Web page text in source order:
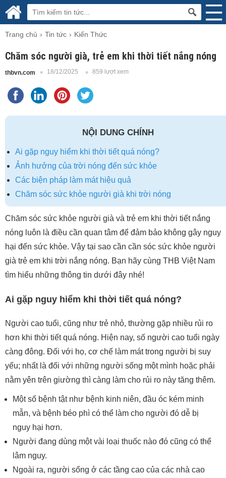
Trang chủ Tin tức Kiến Thức
Chăm sóc người già, trẻ em khi thời tiết nắng nóng
thbvn.com 18/12/2025 859 lượt xem
NỘI DUNG CHÍNH
Ai gặp nguy hiểm khi thời tiết quá nóng?
Ảnh hưởng của trời nóng đến sức khỏe
Các biện pháp làm mát hiệu quả
Chăm sóc sức khỏe người già khi trời nóng
Chăm sóc sức khỏe người già và trẻ em khi thời tiết nắng
nóng luôn là điều cần quan tâm để đảm bảo không gây nguy
hại đến sức khỏe. Vậy tại sao cần cần sóc sức khỏe người
già trẻ em khi trời nắng nóng. Bạn hãy cùng THB Việt Nam
tìm hiểu những thông tin dưới đây nhé!
Ai gặp nguy hiểm khi thời tiết quá nóng?
Người cao tuổi, cũng như trẻ nhỏ, thường gặp nhiều rủi ro
hơn khi thời tiết quá nóng. Hiện nay, số người cao tuổi ngày
càng đông. Đối với họ, cơ chế làm mát trong người bị suy
yếu; nhất là đối với những người sống một mình hoặc phải
nằm yên trên giường thì càng làm cho rủi ro này tăng thêm.
Một số bệnh tật như bệnh kinh niên, đầu óc kém minh
mẫn, và bệnh béo phì có thể làm cho người đó dễ bị
nguy hại hơn.
Người đang dùng một vài loại thuốc nào đó cũng có thể
lâm nguy.
Ngoài ra, người sống ở các tầng cao của các nhà cao